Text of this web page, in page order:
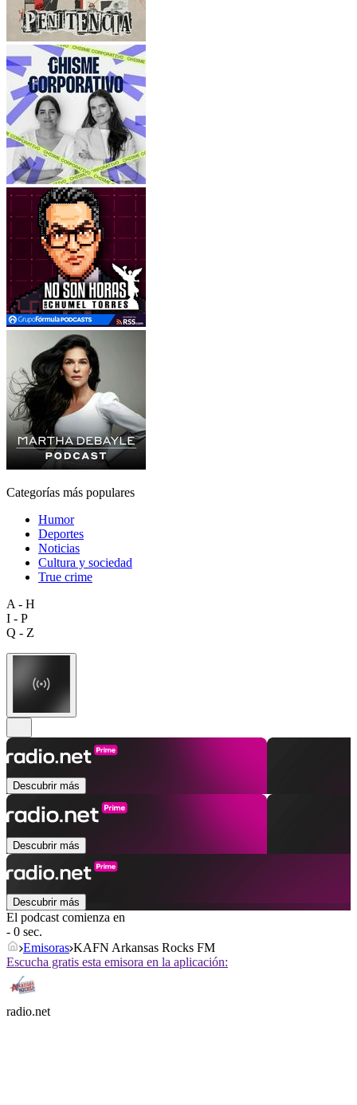
Categorías más populares
Humor
Deportes
Noticias
Cultura y sociedad
True crime
A - H
I - P
Q - Z
Descubrir más
Descubrir más
Descubrir más
El podcast comienza en
- 0 sec.
Emisoras KAFN Arkansas Rocks FM
Escucha gratis esta emisora en la aplicación:
radio.net